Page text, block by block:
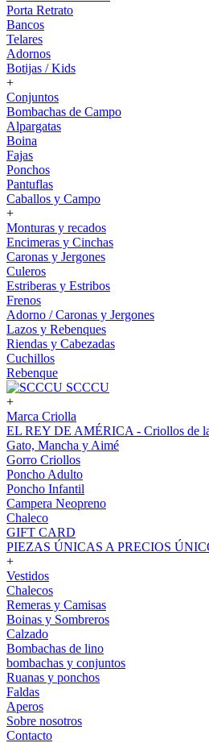
Porta Retrato
Bancos
Telares
Adornos
Botijas / Kids
+
Conjuntos
Bombachas de Campo
Alpargatas
Boina
Fajas
Ponchos
Pantuflas
Caballos y Campo
+
Monturas y recados
Encimeras y Cinchas
Caronas y Jergones
Culeros
Estriberas y Estribos
Frenos
Adorno / Caronas y Jergones
Lazos y Rebenques
Riendas y Cabezadas
Cuchillos
Rebenque
SCCCU
+
Marca Criolla
EL REY DE AMÉRICA - Criollos de
Gato, Mancha y Aimé
Gorro Criollos
Poncho Adulto
Poncho Infantil
Campera Neopreno
Chaleco
GIFT CARD
PIEZAS ÚNICAS A PRECIOS
+
Vestidos
Chalecos
Remeras y Camisas
Boinas y Sombreros
Calzado
Bombachas de lino
bombachas y conjuntos
Ruanas y ponchos
Faldas
Aperos
Sobre nosotros
Contacto